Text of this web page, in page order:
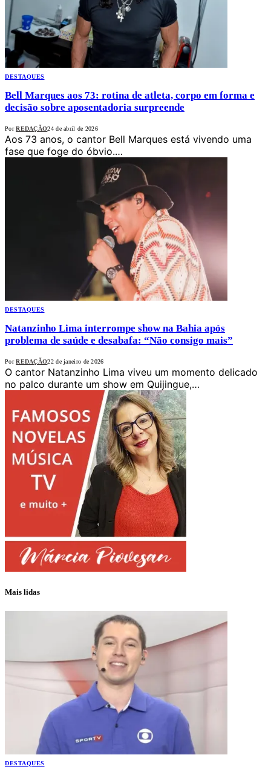
DESTAQUES
Bell Marques aos 73: rotina de atleta, corpo em forma e
decisão sobre aposentadoria surpreende
Por REDAÇÃO24 de abril de 2026
Aos 73 anos, o cantor Bell Marques está vivendo uma
fase que foge do óbvio.…
DESTAQUES
Natanzinho Lima interrompe show na Bahia após
problema de saúde e desabafa: “Não consigo mais”
Por REDAÇÃO22 de janeiro de 2026
O cantor Natanzinho Lima viveu um momento delicado
no palco durante um show em Quijingue,…
Mais lidas
DESTAQUES